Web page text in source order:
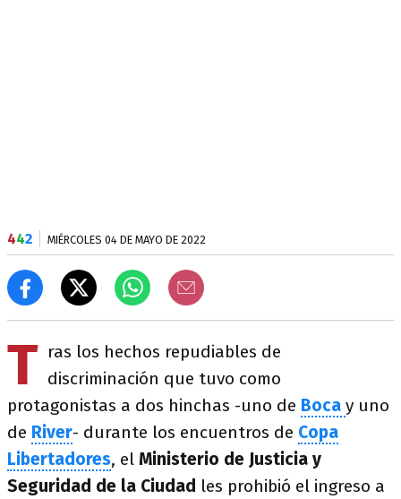
442 MIÉRCOLES 04 DE MAYO DE 2022
T ras los hechos repudiables de
discriminación que tuvo como
protagonistas a dos hinchas -uno de Boca y uno
de River- durante los encuentros de Copa
Libertadores, el Ministerio de Justicia y
Seguridad de la Ciudad les prohibió el ingreso a